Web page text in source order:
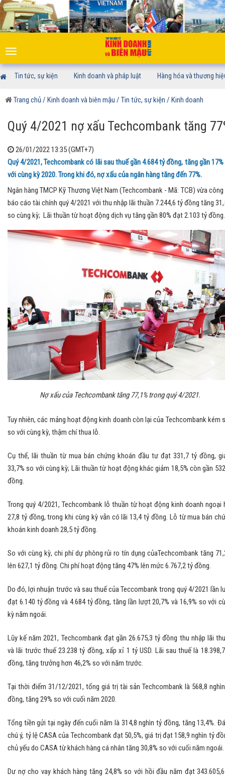
Toggle
navigation
Tin tức, sự kiện Kinh doanh và pháp luật Hàng hóa và thương
Trang chủ/ Kinh doanh và biên mậu / Tin tức, sự kiện / Kinh doanh
Quý 4/2021 nợ xấu Techcombank tăng
26/01/2022 13:35 (GMT+7)
Quý 4/2021, Techcombank có lãi sau thuế gần 4.684 tỷ đồng, tăng gần
với cùng kỳ 2020. Trong khi đó, nợ xấu của ngân hàng tăng đến 77%.
Ngân hàng TMCP Kỹ Thương Việt Nam (Techcombank - Mã: TCB) vừa
báo cáo tài chính quý 4/2021 với thu nhập lãi thuần 7.244,6 tỷ đồng tăng
so cùng kỳ; Lãi thuần từ hoạt động dịch vụ tăng gần 80% đạt 2.103 tỷ đồng.
Nợ xấu của Techcombank tăng 77,1% trong quý 4/2021.
Tuy nhiên, các mảng hoạt động kinh doanh còn lại của Techcombank kém
so với cùng kỳ, thậm chí thua lỗ.
Cụ thể, lãi thuần từ mua bán chứng khoán đầu tư đạt 331,7 tỷ đồng,
33,7% so với cùng kỳ; Lãi thuần từ hoạt động khác giảm 18,5% còn gần
đồng.
Trong quý 4/2021, Techcombank lỗ thuần từ hoạt động kinh doanh ngoại
27,8 tỷ đồng, trong khi cùng kỳ vẫn có lãi 13,4 tỷ đồng. Lỗ từ mua bán
khoán kinh doanh 28,5 tỷ đồng.
So với cùng kỳ, chi phí dự phòng rủi ro tín dụng củaTechcombank tăng
lên 627,1 tỷ đồng. Chi phí hoạt động tăng 47% lên mức 6.767,2 tỷ đồng.
Do đó, lợi nhuận trước và sau thuế của Teccombank trong quý 4/2021 lần
đạt 6.140 tỷ đồng và 4.684 tỷ đồng, tăng lần lượt 20,7% và 16,9% so với
kỳ năm ngoái.
Lũy kế năm 2021, Techcombank đạt gần 26.675,3 tỷ đồng thu nhập lãi
và lãi trước thuế 23.238 tỷ đồng, xấp xỉ 1 tỷ USD. Lãi sau thuế là
đồng, tăng trưởng hơn 46,2% so với năm trước.
Tại thời điểm 31/12/2021, tổng giá trị tài sản Techcombank là 568,8
đồng, tăng 29% so với cuối năm 2020.
Tổng tiền gửi tại ngày đến cuối năm là 314,8 nghìn tỷ đồng, tăng 13,4%.
chú ý, tỷ lệ CASA của Techcombank đạt 50,5%, giá trị đạt 158,9 nghìn tỷ
chủ yếu do CASA từ khách hàng cá nhân tăng 30,8% so với cuối năm ngoái.
Dư nợ cho vay khách hàng tăng 24,8% so với hồi đầu năm đạt